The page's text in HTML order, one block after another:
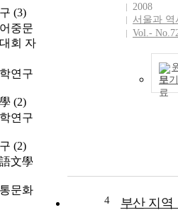
(3)
중문
회 자
연구
(2)
연구
(2)
文學
문화
2008
서울과 역
Vol.-
보기
4 부산 지역